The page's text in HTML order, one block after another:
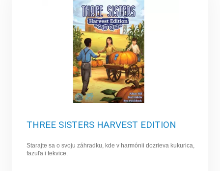
THREE SISTERS HARVEST EDITION
Starajte sa o svoju záhradku, kde v harmónii dozrieva kukurica,
fazuľa i tekvice.